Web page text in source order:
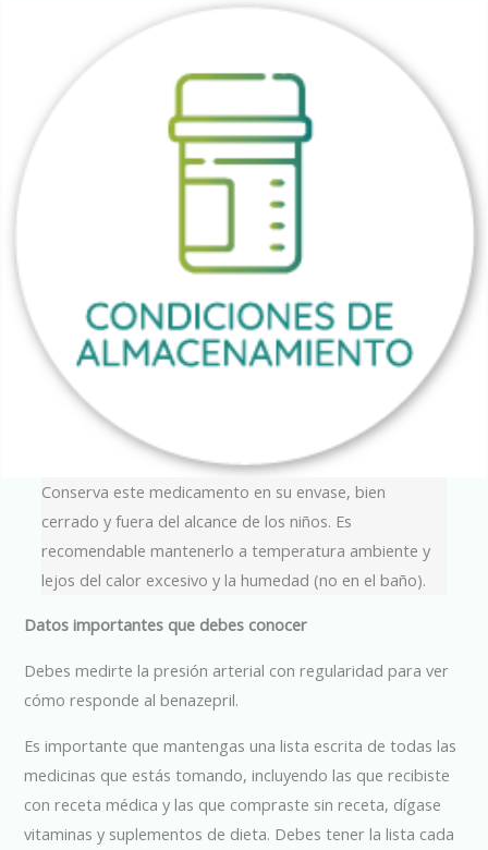
Conserva este medicamento en su envase, bien
cerrado y fuera del alcance de los niños. Es
recomendable mantenerlo a temperatura ambiente y
lejos del calor excesivo y la humedad (no en el baño).
Datos importantes que debes conocer
Debes medirte la presión arterial con regularidad para ver
cómo responde al benazepril.
Es importante que mantengas una lista escrita de todas las
medicinas que estás tomando, incluyendo las que recibiste
con receta médica y las que compraste sin receta, dígase
vitaminas y suplementos de dieta. Debes tener la lista cada